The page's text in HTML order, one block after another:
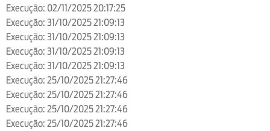
Execução: 02/11/2025 20:17:25
Execução: 31/10/2025 21:09:13
Execução: 31/10/2025 21:09:13
Execução: 31/10/2025 21:09:13
Execução: 31/10/2025 21:09:13
Execução: 25/10/2025 21:27:46
Execução: 25/10/2025 21:27:46
Execução: 25/10/2025 21:27:46
Execução: 25/10/2025 21:27:46